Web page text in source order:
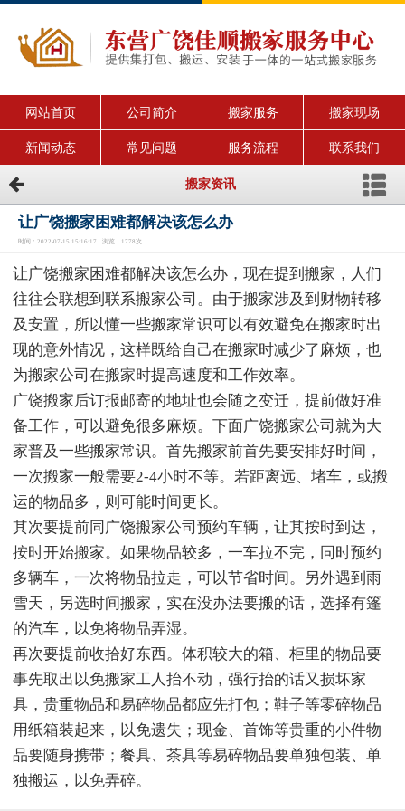
网站首页 公司简介 搬家服务 搬家现场
新闻动态 常见问题 服务流程 联系我们
搬家资讯
让广饶搬家困难都解决该怎么办
时间：2022-07-15 15:16:17 浏览：1778次
让广饶搬家困难都解决该怎么办，现在提到搬家，人们
往往会联想到联系搬家公司。由于搬家涉及到财物转移
及安置，所以懂一些搬家常识可以有效避免在搬家时出
现的意外情况，这样既给自己在搬家时减少了麻烦，也
为搬家公司在搬家时提高速度和工作效率。
广饶搬家后订报邮寄的地址也会随之变迁，提前做好准
备工作，可以避免很多麻烦。下面广饶搬家公司就为大
家普及一些搬家常识。首先搬家前首先要安排好时间，
一次搬家一般需要2-4小时不等。若距离远、堵车，或搬
运的物品多，则可能时间更长。
其次要提前同广饶搬家公司预约车辆，让其按时到达，
按时开始搬家。如果物品较多，一车拉不完，同时预约
多辆车，一次将物品拉走，可以节省时间。另外遇到雨
雪天，另选时间搬家，实在没办法要搬的话，选择有篷
的汽车，以免将物品弄湿。
再次要提前收拾好东西。体积较大的箱、柜里的物品要
事先取出以免搬家工人抬不动，强行抬的话又损坏家
具，贵重物品和易碎物品都应先打包；鞋子等零碎物品
用纸箱装起来，以免遗失；现金、首饰等贵重的小件物
品要随身携带；餐具、茶具等易碎物品要单独包装、单
独搬运，以免弄碎。